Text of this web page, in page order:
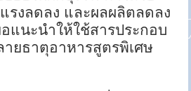
รงลดลง และผลผลิตลดลง
แนะนำให้ใช้สารประกอบ
ยธาตุอาหารสูตรพิเศษ